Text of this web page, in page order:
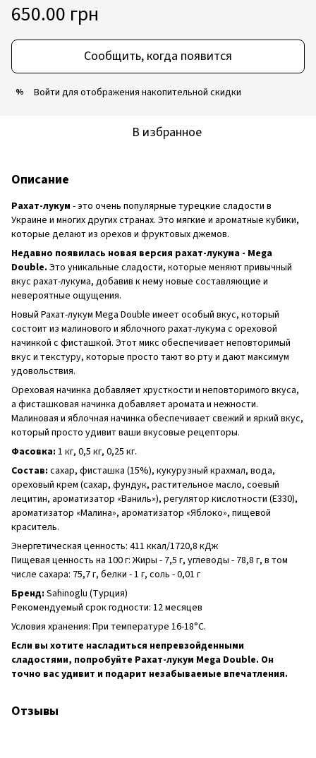
650.00 грн
Сообщить, когда появится
% Войти для отображения накопительной скидки
В избранное
Описание
Рахат-лукум - это очень популярные турецкие сладости в
Украине и многих других странах. Это мягкие и ароматные кубики,
которые делают из орехов и фруктовых джемов.
Недавно появилась новая версия рахат-лукума - Mega
Double. Это уникальные сладости, которые меняют привычный
вкус рахат-лукума, добавив к нему новые составляющие и
невероятные ощущения.
Новый Рахат-лукум Mega Double имеет особый вкус, который
состоит из малинового и яблочного рахат-лукума с ореховой
начинкой с фисташкой. Этот микс обеспечивает неповторимый
вкус и текстуру, которые просто тают во рту и дают максимум
удовольствия.
Ореховая начинка добавляет хрусткости и неповторимого вкуса,
а фисташковая начинка добавляет аромата и нежности.
Малиновая и яблочная начинка обеспечивает свежий и яркий вкус,
который просто удивит ваши вкусовые рецепторы.
Фасовка: 1 кг, 0,5 кг, 0,25 кг.
Состав: сахар, фисташка (15%), кукурузный крахмал, вода,
ореховый крем (сахар, фундук, растительное масло, соевый
лецитин, ароматизатор «Ваниль»), регулятор кислотности (Е330),
ароматизатор «Малина», ароматизатор «Яблоко», пищевой
краситель.
Энергетическая ценность: 411 ккал/1720,8 кДж
Пищевая ценность на 100 г: Жиры - 7,5 г, углеводы - 78,8 г, в том
числе сахара: 75,7 г, белки - 1 г, соль - 0,01 г
Бренд: Sahinoglu (Турция)
Рекомендуемый срок годности: 12 месяцев
Условия хранения: При температуре 16-18°C.
Если вы хотите насладиться непревзойденными
сладостями, попробуйте Рахат-лукум Mega Double. Он
точно вас удивит и подарит незабываемые впечатления.
Отзывы